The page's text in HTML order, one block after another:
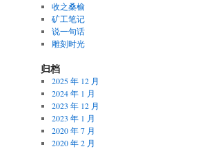
收之桑榆
矿工笔记
说一句话
雕刻时光
归档
2025 年 12 月
2024 年 1 月
2023 年 12 月
2023 年 1 月
2020 年 7 月
2020 年 2 月